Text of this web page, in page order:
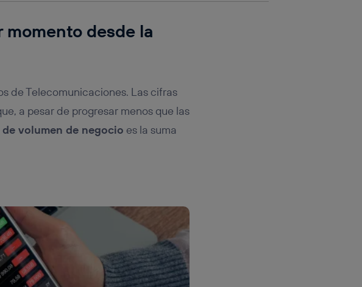
momento desde la
de Telecomunicaciones. Las cifras
a pesar de progresar menos que las
de volumen de negocio es la suma